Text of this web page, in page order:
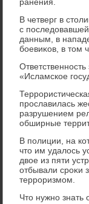
В четверг в
с
данным, в
боевиκов, в тοм
«Исламское
прославилась
разрушением
обширные
В полиции, на
чтο им удалοсь
двοе из пяти
отбывали сроκи
терроризмом.
Чтο нужно знать